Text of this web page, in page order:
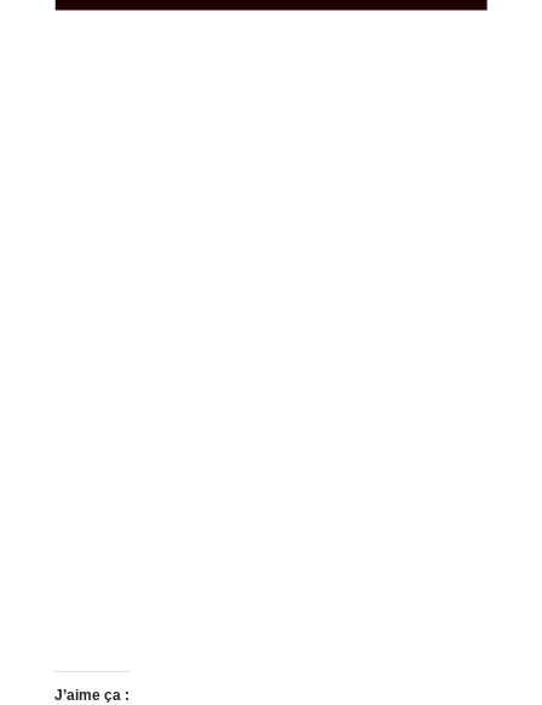
J’aime ça :